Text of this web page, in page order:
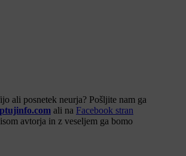
ali posnetek neurja? Pošljite nam ga
ali na Facebook stran
avtorja in z veseljem ga bomo